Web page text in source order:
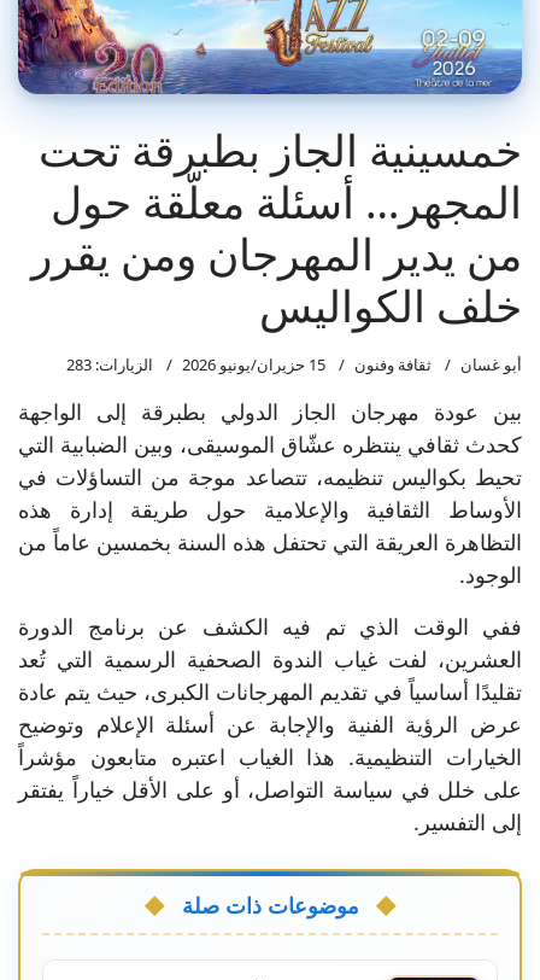
خمسينية الجاز بطبرقة تحت
المجهر… أسئلة معلّقة حول
من يدير المهرجان ومن يقرر
خلف الكواليس
أبو غسان ثقافة وفنون 15 حزيران/يونيو 2026 الزيارات: 283
بين عودة مهرجان الجاز الدولي بطبرقة إلى الواجهة
كحدث ثقافي ينتظره عشّاق الموسيقى، وبين الضبابية التي
تحيط بكواليس تنظيمه، تتصاعد موجة من التساؤلات في
الأوساط الثقافية والإعلامية حول طريقة إدارة هذه
التظاهرة العريقة التي تحتفل هذه السنة بخمسين عاماً من
الوجود.
ففي الوقت الذي تم فيه الكشف عن برنامج الدورة
العشرين، لفت غياب الندوة الصحفية الرسمية التي تُعد
تقليدًا أساسياً في تقديم المهرجانات الكبرى، حيث يتم عادة
عرض الرؤية الفنية والإجابة عن أسئلة الإعلام وتوضيح
الخيارات التنظيمية. هذا الغياب اعتبره متابعون مؤشراً
على خلل في سياسة التواصل، أو على الأقل خياراً يفتقر
إلى التفسير.
موضوعات ذات صلة